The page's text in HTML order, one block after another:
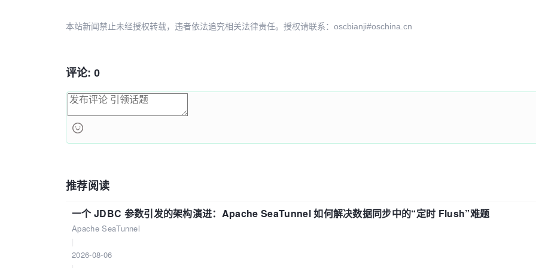
本站新闻禁止未经授权转载，违者依法追究相关法律责任。授权请联系：oscbianji#oschina.cn
评论: 0
推荐阅读
一个 JDBC 参数引发的架构演进：Apache SeaTunnel 如何解决数据同步中的“定时 Flush”难题
Apache SeaTunnel
2026-08-06